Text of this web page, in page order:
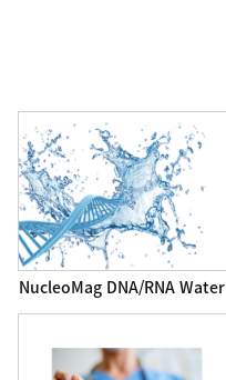
NucleoMag DNA/RNA Water